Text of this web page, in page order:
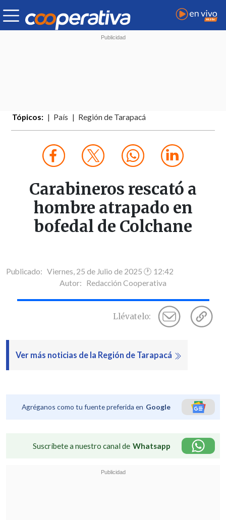
Tópicos: País Región de Tarapacá
Carabineros rescató a
hombre atrapado en
bofedal de Colchane
Publicado: Viernes, 25 de Julio de 2025 🕐 12:42
Autor: Redacción Cooperativa
Llévatelo:
Ver más noticias de la Región de Tarapacá
Agréganos como tu fuente preferida en Google
Suscríbete a nuestro canal de Whatsapp